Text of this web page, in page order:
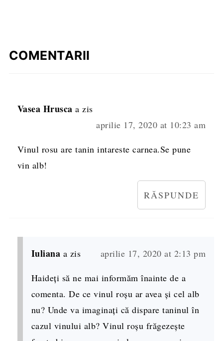
COMENTARII
Vasea Hrusca a zis
aprilie 17, 2020 at 10:23 am
Vinul rosu are tanin intareste carnea.Se pune
vin alb!
RĂSPUNDE
Iuliana a zis aprilie 17, 2020 at 2:13 pm
Haideți să ne mai informăm înainte de a
comenta. De ce vinul roșu ar avea și cel alb
nu? Unde va imaginați că dispare taninul în
cazul vinului alb? Vinul roșu frăgezește